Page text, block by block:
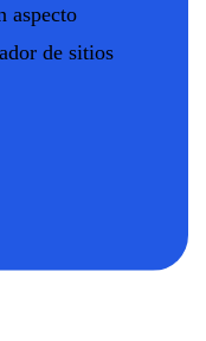
aspecto
de sitios